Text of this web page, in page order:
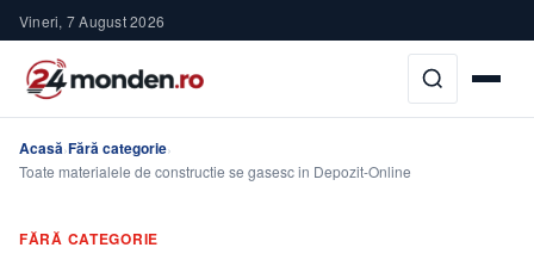
Vineri, 7 August 2026
Acasă›Fără categorie›
Toate materialele de constructie se gasesc in Depozit-Online
FĂRĂ CATEGORIE